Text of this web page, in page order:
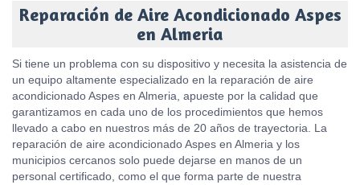
Reparación de Aire Acondicionado Aspes
en Almeria
Si tiene un problema con su dispositivo y necesita la asistencia de
un equipo altamente especializado en la reparación de aire
acondicionado Aspes en Almeria, apueste por la calidad que
garantizamos en cada uno de los procedimientos que hemos
llevado a cabo en nuestros más de 20 años de trayectoria. La
reparación de aire acondicionado Aspes en Almeria y los
municipios cercanos solo puede dejarse en manos de un
personal certificado, como el que forma parte de nuestra